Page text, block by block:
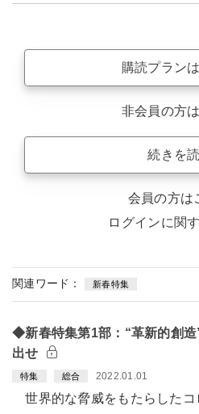
購読プラン
非会員の方
続きを
会員の方は
ログインに関
関連ワード： 新春特集
◆新春特集第1部：“革新的創造
出せ
特集 総合 2022.01.01
世界的な脅威をもたらしたコ